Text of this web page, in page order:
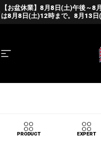
Skip to content
【お盆休業】8月8日(土)午後～
は8月8日(土)12時まで。8月13日
Site navigation
PRODUCT EXPERT